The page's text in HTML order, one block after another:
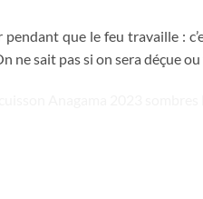
que le feu travaille :
ne sait pas si on sera déçue